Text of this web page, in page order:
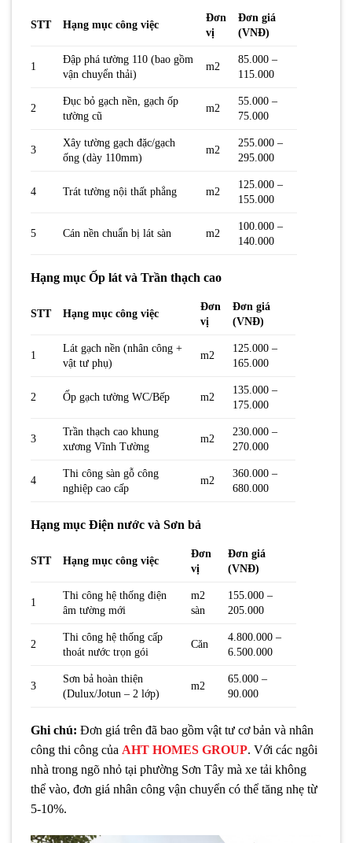
STT Hạng mục công việc
Đơn
vị
Đơn giá
(VNĐ)
1
Đập phá tường 110 (bao gồm
vận chuyển thải)
m2
85.000 –
115.000
2
Đục bỏ gạch nền, gạch ốp
tường cũ
m2
55.000 –
75.000
3
Xây tường gạch đặc/gạch
ống (dày 110mm)
m2
255.000 –
295.000
4 Trát tường nội thất phẳng m2
125.000 –
155.000
5 Cán nền chuẩn bị lát sàn m2
100.000 –
140.000
Hạng mục Ốp lát và Trần thạch cao
STT Hạng mục công việc
Đơn
vị
Đơn giá
(VNĐ)
1
Lát gạch nền (nhân công +
vật tư phụ)
m2
125.000 –
165.000
2 Ốp gạch tường WC/Bếp m2
135.000 –
175.000
3
Trần thạch cao khung
xương Vĩnh Tường
m2
230.000 –
270.000
4
Thi công sàn gỗ công
nghiệp cao cấp
m2
360.000 –
680.000
Hạng mục Điện nước và Sơn bả
STT Hạng mục công việc
Đơn
vị
Đơn giá
(VNĐ)
1
Thi công hệ thống điện
âm tường mới
m2
sàn
155.000 –
205.000
2
Thi công hệ thống cấp
thoát nước trọn gói
Căn
4.800.000 –
6.500.000
3
Sơn bả hoàn thiện
(Dulux/Jotun – 2 lớp)
m2
65.000 –
90.000
Ghi chú: Đơn giá trên đã bao gồm vật tư cơ bản và nhân
công thi công của AHT HOMES GROUP. Với các ngôi
nhà trong ngõ nhỏ tại phường Sơn Tây mà xe tải không
thể vào, đơn giá nhân công vận chuyển có thể tăng nhẹ từ
5-10%.